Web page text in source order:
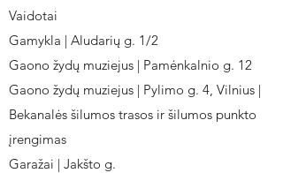
Vaidotai
Gamykla | Aludarių g. 1/2
Gaono žydų muziejus | Pamėnkalnio g. 12
Gaono žydų muziejus | Pylimo g. 4, Vilnius |
Bekanalės šilumos trasos ir šilumos punkto
įrengimas
Garažai | Jakšto g.